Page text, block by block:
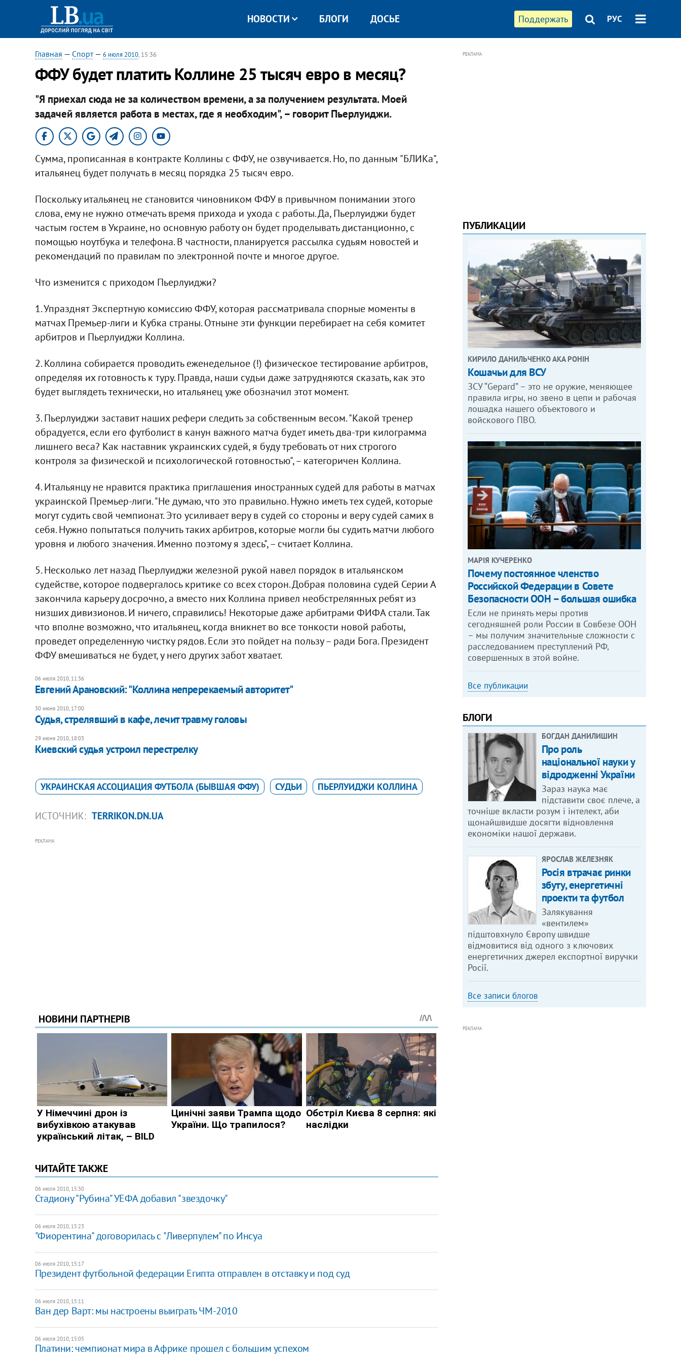
Поддержать РУС
НОВОСТИ БЛОГИ ДОСЬЕ
Главная — Спорт— 6 июля 2010, 15:36
ФФУ будет платить Коллине 25 тысяч евро в месяц?
"Я приехал сюда не за количеством времени, а за получением результата. Моей
задачей является работа в местах, где я необходим", – говорит Пьерлуиджи.
Сумма, прописанная в контракте Коллины с ФФУ, не озвучивается. Но, по данным "БЛИКа",
итальянец будет получать в месяц порядка 25 тысяч евро.
Поскольку итальянец не становится чиновником ФФУ в привычном понимании этого
слова, ему не нужно отмечать время прихода и ухода с работы. Да, Пьерлуиджи будет
частым гостем в Украине, но основную работу он будет проделывать дистанционно, с
помощью ноутбука и телефона. В частности, планируется рассылка судьям новостей и
рекомендаций по правилам по электронной почте и многое другое.
Что изменится с приходом Пьерлуиджи?
1. Упразднят Экспертную комиссию ФФУ, которая рассматривала спорные моменты в
матчах Премьер-лиги и Кубка страны. Отныне эти функции перебирает на себя комитет
арбитров и Пьерлуиджи Коллина.
2. Коллина собирается проводить еженедельное (!) физическое тестирование арбитров,
определяя их готовность к туру. Правда, наши судьи даже затрудняются сказать, как это
будет выглядеть технически, но итальянец уже обозначил этот момент.
3. Пьерлуиджи заставит наших рефери следить за собственным весом. "Какой тренер
обрадуется, если его футболист в канун важного матча будет иметь два-три килограмма
лишнего веса? Как наставник украинских судей, я буду требовать от них строгого
контроля за физической и психологической готовностью", – категоричен Коллина.
4. Итальянцу не нравится практика приглашения иностранных судей для работы в матчах
украинской Премьер-лиги. "Не думаю, что это правильно. Нужно иметь тех судей, которые
могут судить свой чемпионат. Это усиливает веру в судей со стороны и веру судей самих в
себя. Нужно попытаться получить таких арбитров, которые могли бы судить матчи любого
уровня и любого значения. Именно поэтому я здесь", – считает Коллина.
5. Несколько лет назад Пьерлуиджи железной рукой навел порядок в итальянском
судействе, которое подвергалось критике со всех сторон. Добрая половина судей Серии А
закончила карьеру досрочно, а вместо них Коллина привел необстрелянных ребят из
низших дивизионов. И ничего, справились! Некоторые даже арбитрами ФИФА стали. Так
что вполне возможно, что итальянец, когда вникнет во все тонкости новой работы,
проведет определенную чистку рядов. Если это пойдет на пользу – ради Бога. Президент
ФФУ вмешиваться не будет, у него других забот хватает.
06 июля 2010, 11:36
Евгений Арановский: "Коллина непререкаемый авторитет"
30 июня 2010, 17:00
Судья, стрелявший в кафе, лечит травму головы
29 июня 2010, 18:03
Киевский судья устроил перестрелку
УКРАИНСКАЯ АССОЦИАЦИЯ ФУТБОЛА (БЫВШАЯ ФФУ) СУДЬИ ПЬЕРЛУИДЖИ КОЛЛИНА
ИСТОЧНИК: TERRIKON.DN.UA
РЕКЛАМА
ЧИТАЙТЕ ТАКЖЕ
06 июля 2010, 15:30
Стадиону "Рубина" УЕФА добавил "звездочку"
06 июля 2010, 15:23
"Фиорентина" договорилась с "Ливерпулем" по Инсуа
06 июля 2010, 15:17
Президент футбольной федерации Египта отправлен в отставку и под суд
06 июля 2010, 15:11
Ван дер Варт: мы настроены выиграть ЧМ-2010
06 июля 2010, 15:05
Платини: чемпионат мира в Африке прошел с большим успехом
РЕКЛАМА
ПУБЛИКАЦИИ
КИРИЛО ДАНИЛЬЧЕНКО АКА РОНІН
Кошачьи для ВСУ
ЗСУ “Gepard” – это не оружие, меняющее
правила игры, но звено в цепи и рабочая
лошадка нашего объектового и
войскового ПВО.
МАРІЯ КУЧЕРЕНКО
​Почему постоянное членство
Российской Федерации в Совете
Безопасности ООН – большая ошибка
Если не принять меры против
сегодняшней роли России в Совбезе ООН
– мы получим значительные сложности с
расследованием преступлений РФ,
совершенных в этой войне.
Все публикации
БЛОГИ
БОГДАН ДАНИЛИШИН
Про роль
національної науки у
відродженні України
Зараз наука має
підставити своє плече, а
точніше вкласти розум і інтелект, аби
щонайшвидше досягти відновлення
економіки нашої держави.
ЯРОСЛАВ ЖЕЛЕЗНЯК
Росія втрачає ринки
збуту, енергетичні
проекти та футбол
Залякування
«вентилем»
підштовхнуло Європу швидше
відмовитися від одного з ключових
енергетичних джерел експортної виручки
Росії.
Все записи блогов
РЕКЛАМА